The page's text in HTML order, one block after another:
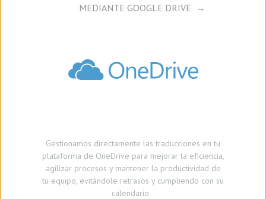
MEDIANTE GOOGLE DRIVE
Gestionamos directamente las traducciones en tu
plataforma de OneDrive para mejorar la eficiencia,
agilizar procesos y mantener la productividad de
tu equipo, evitándole retrasos y cumpliendo con su
calendario.